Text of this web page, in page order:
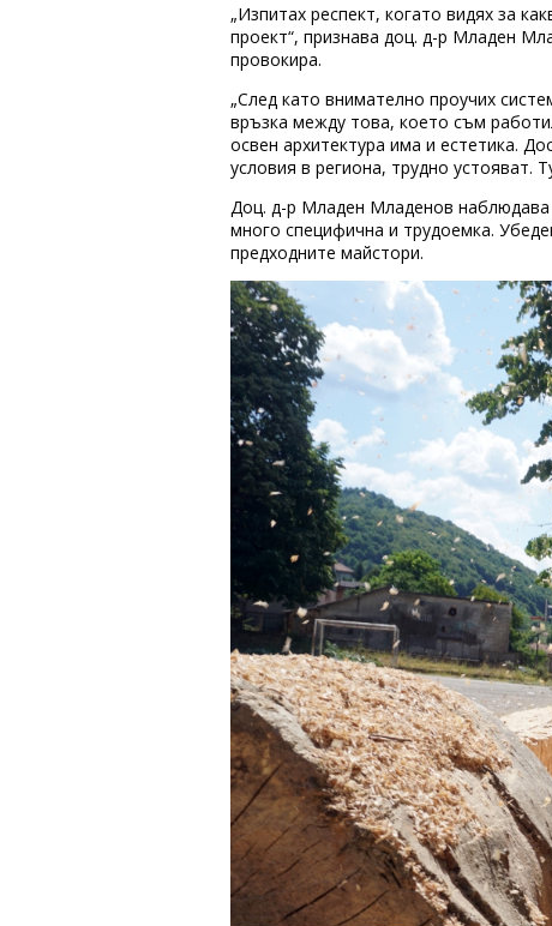
„Изпитах респект, когато видях за
проект“, признава доц. д-р Младен
провокира.
„След като внимателно проучих
връзка между това, което съм
освен архитектура има и естетика.
условия в региона, трудно устояват.
Доц. д-р Младен Младенов наблюдава
много специфична и трудоемка.
предходните майстори.